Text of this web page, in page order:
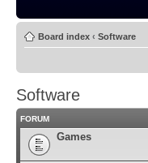
Board index ‹ Software
Software
FORUM
Games